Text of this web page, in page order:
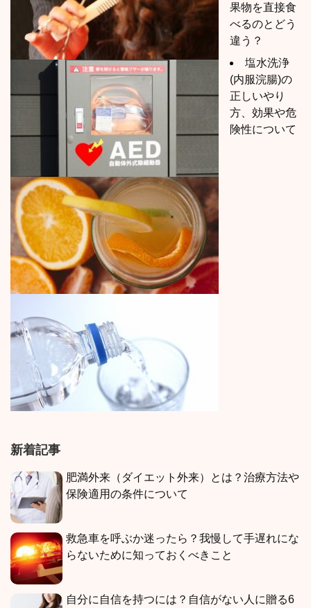
果物を直接食
べるのとどう
違う？
塩水洗浄
(内服浣腸)の
正しいやり
方、効果や危
険性について
新着記事
肥満外来（ダイエット外来）とは？治療方法や
保険適用の条件について
救急車を呼ぶか迷ったら？我慢して手遅れにな
らないために知っておくべきこと
自分に自信を持つには？自信がない人に贈る6